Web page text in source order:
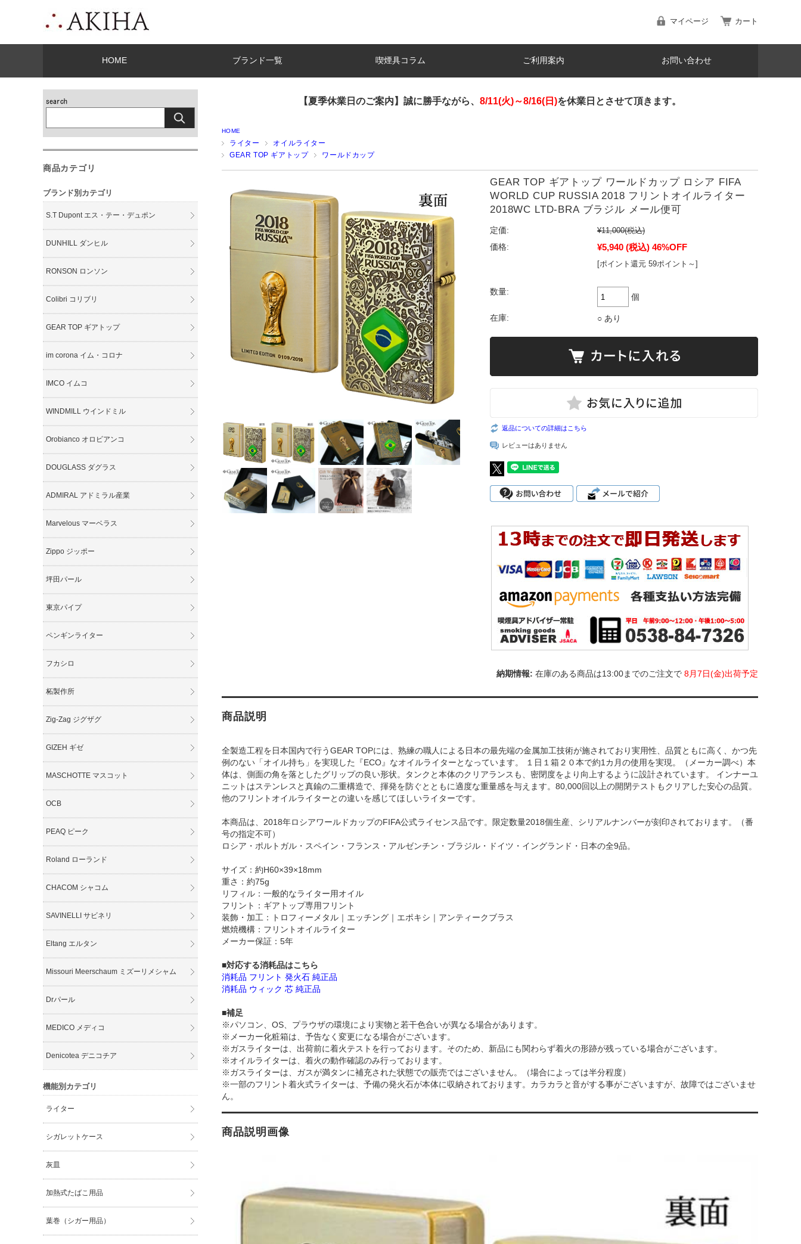
マイページ カート
HOME ブランド一覧 喫煙具コラム ご利用案内 お問い合わせ
【夏季休業日のご案内】誠に勝手ながら、 8/11(火)～8/16(日)を休業日とさせて頂きます。
HOME
ライター
オイルライター
GEAR TOP ギアトップ
ワールドカップ
GEAR TOP ギアトップ ワールドカップ ロシア FIFA
WORLD CUP RUSSIA 2018 フリントオイルライター
2018WC LTD-BRA ブラジル メール便可
定価: ¥11,000(税込)
価格:
¥5,940 (税込) 46%OFF
[ポイント還元 59ポイント～]
数量:
個
在庫: ○ あり
返品についての詳細はこちら
レビューはありません
在庫のある商品は13:00までのご注文で 8月7日(金)出荷予定
商品説明
全製造工程を日本国内で行うGEAR TOPには、熟練の職人による日本の最先端の金属加工技術が施されており実用性、品質ともに高く、かつ先
例のない「オイル持ち」を実現した『ECO』なオイルライターとなっています。 １日１箱２０本で約1カ月の使用を実現。（メーカー調べ）本
体は、側面の角を落としたグリップの良い形状。タンクと本体のクリアランスも、密閉度をより向上するように設計されています。 インナーユ
ニットはステンレスと真鍮の二重構造で、揮発を防ぐとともに適度な重量感を与えます。80,000回以上の開閉テストもクリアした安心の品質。
他のフリントオイルライターとの違いを感じてほしいライターです。
本商品は、2018年ロシアワールドカップのFIFA公式ライセンス品です。限定数量2018個生産、シリアルナンバーが刻印されております。（番
号の指定不可）
ロシア・ポルトガル・スペイン・フランス・アルゼンチン・ブラジル・ドイツ・イングランド・日本の全9品。
サイズ：約H60×39×18mm
重さ：約75g
リフィル：一般的なライター用オイル
フリント：ギアトップ専用フリント
装飾・加工：トロフィーメタル｜エッチング｜エポキシ｜アンティークブラス
燃焼機構：フリントオイルライター
メーカー保証：5年
■対応する消耗品はこちら
消耗品 フリント 発火石 純正品
消耗品 ウィック 芯 純正品
■補足
※パソコン、OS、プラウザの環境により実物と若干色合いが異なる場合があります。
※メーカー化粧箱は、予告なく変更になる場合がございます。
※ガスライターは、出荷前に着火テストを行っております。そのため、新品にも関わらず着火の形跡が残っている場合がございます。
※オイルライターは、着火の動作確認のみ行っております。
※ガスライターは、ガスが満タンに補充された状態での販売ではございません。（場合によっては半分程度）
※一部のフリント着火式ライターは、予備の発火石が本体に収納されております。カラカラと音がする事がございますが、故障ではございませ
ん。
商品説明画像
商品カテゴリ
ブランド別カテゴリ
S.T Dupont エス・テー・デュポン
DUNHILL ダンヒル
RONSON ロンソン
Colibri コリブリ
GEAR TOP ギアトップ
im corona イム・コロナ
IMCO イムコ
WINDMILL ウインドミル
Orobianco オロビアンコ
DOUGLASS ダグラス
ADMIRAL アドミラル産業
Marvelous マーベラス
Zippo ジッポー
坪田パール
東京パイプ
ペンギンライター
フカシロ
柘製作所
Zig-Zag ジグザグ
GIZEH ギゼ
MASCHOTTE マスコット
OCB
PEAQ ピーク
Roland ローランド
CHACOM シャコム
SAVINELLI サビネリ
Eltang エルタン
Missouri Meerschaum ミズーリメシャム
Drパール
MEDICO メディコ
Denicotea デニコチア
機能別カテゴリ
ライター
シガレットケース
灰皿
加熱式たばこ用品
葉巻（シガー用品）